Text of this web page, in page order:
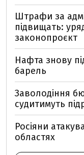
Штрафи за
підвищать:
законопроєкт
Нафта знову
барель
Заволодіння
судитимуть
Росіяни
областях